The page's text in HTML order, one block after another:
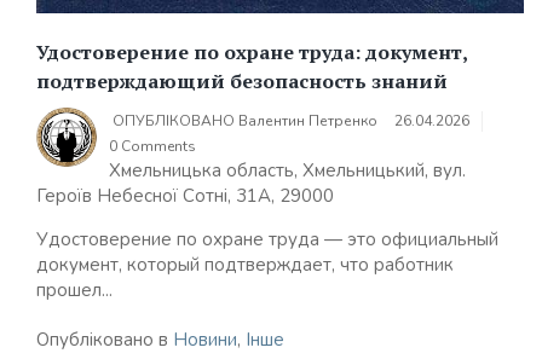
Удостоверение по охране труда: документ,
подтверждающий безопасность знаний
ОПУБЛІКОВАНО Валентин Петренко
26.04.2026
0 Comments
Хмельницька область, Хмельницький, вул.
Героїв Небесної Сотні, 31А, 29000
Удостоверение по охране труда — это официальный
документ, который подтверждает, что работник
прошел...
Опубліковано в Новини, Інше